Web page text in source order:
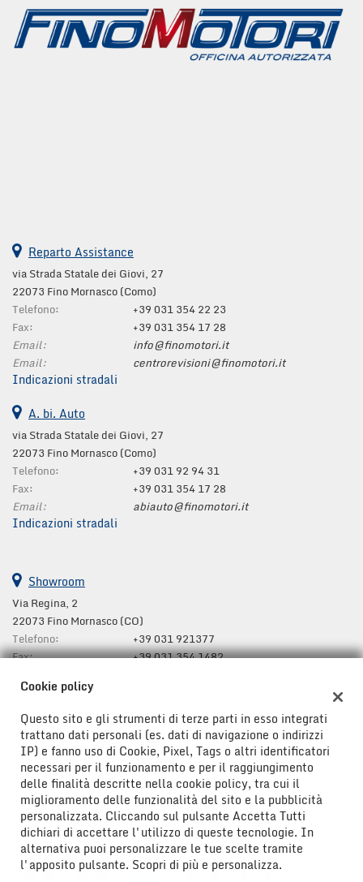
Reparto Assistance
via Strada Statale dei Giovi, 27
22073 Fino Mornasco (Como)
Telefono:
+39 031 354 22 23
Fax:
+39 031 354 17 28
Email:
info@finomotori.it
Email:
centrorevisioni@finomotori.it
Indicazioni stradali
A. bi. Auto
via Strada Statale dei Giovi, 27
22073 Fino Mornasco (Como)
Telefono:
+39 031 92 94 31
Fax:
+39 031 354 17 28
Email:
abiauto@finomotori.it
Indicazioni stradali
Showroom
Via Regina, 2
22073 Fino Mornasco (CO)
Telefono:
+39 031 921377
Fax:
+39 031 354 1482
Indicazioni stradali
Dati fiscali:
Finomotori s.a.s. di Luca e Matteo Cairoli e C.
S.S. Dei Giovi, 44, Fino Mornasco (CO)
C.F/P.IVA:01722320130
Registro delle imprese:CO 211261
Cookie policy
Questo sito e gli strumenti di terze parti in esso integrati
trattano dati personali (es. dati di navigazione o indirizzi
IP) e fanno uso di Cookie, Pixel, Tags o altri identificatori
necessari per il funzionamento e per il raggiungimento
delle finalità descritte nella cookie policy, tra cui il
miglioramento delle funzionalità del sito e la pubblicità
personalizzata. Cliccando sul pulsante Accetta Tutti
dichiari di accettare l'utilizzo di queste tecnologie. In
alternativa puoi personalizzare le tue scelte tramite
l'apposito pulsante. Scopri di più e personalizza.